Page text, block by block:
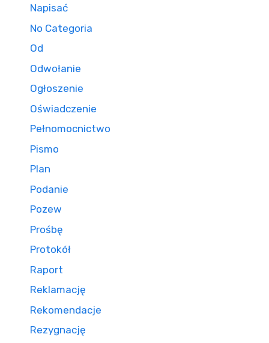
Napisać
No Categoria
Od
Odwołanie
Ogłoszenie
Oświadczenie
Pełnomocnictwo
Pismo
Plan
Podanie
Pozew
Prośbę
Protokół
Raport
Reklamację
Rekomendacje
Rezygnację